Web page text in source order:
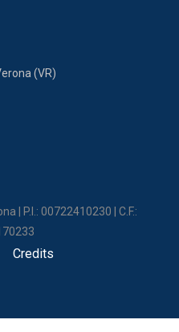
(VR)
| P.I.: 00722410230 | C.F.:
Credits